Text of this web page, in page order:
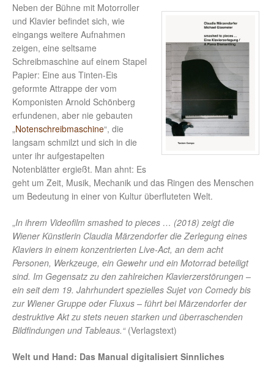
Neben der Bühne mit Motorroller
und Klavier befindet sich, wie
eingangs weitere Aufnahmen
zeigen, eine seltsame
Schreibmaschine auf einem Stapel
Papier: Eine aus Tinten-Eis
geformte Attrappe der vom
Komponisten Arnold Schönberg
erfundenen, aber nie gebauten
„Notenschreibmaschine“, die
langsam schmilzt und sich in die
unter ihr aufgestapelten
Notenblätter ergießt. Man ahnt: Es
geht um Zeit, Musik, Mechanik und das Ringen des Menschen
um Bedeutung in einer von Kultur überfluteten Welt.
„In ihrem Videofilm smashed to pieces … (2018) zeigt die
Wiener Künstlerin Claudia Märzendorfer die Zerlegung eines
Klaviers in einem konzentrierten Live-Act, an dem acht
Personen, Werkzeuge, ein Gewehr und ein Motorrad beteiligt
sind. Im Gegensatz zu den zahlreichen Klavierzerstörungen –
ein seit dem 19. Jahrhundert spezielles Sujet von Comedy bis
zur Wiener Gruppe oder Fluxus – führt bei Märzendorfer der
destruktive Akt zu stets neuen starken und überraschenden
Bildfindungen und Tableaus.“(Verlagstext)
Welt und Hand: Das Manual digitalisiert Sinnliches